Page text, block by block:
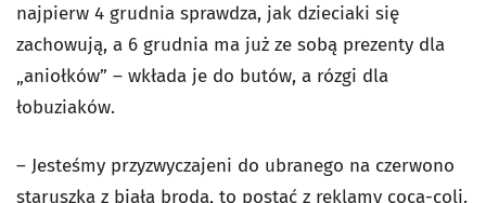
najpierw 4 grudnia sprawdza, jak dzieciaki się
zachowują, a 6 grudnia ma już ze sobą prezenty dla
„aniołków” – wkłada je do butów, a rózgi dla
łobuziaków.
– Jesteśmy przyzwyczajeni do ubranego na czerwono
staruszka z białą brodą, to postać z reklamy coca-coli.